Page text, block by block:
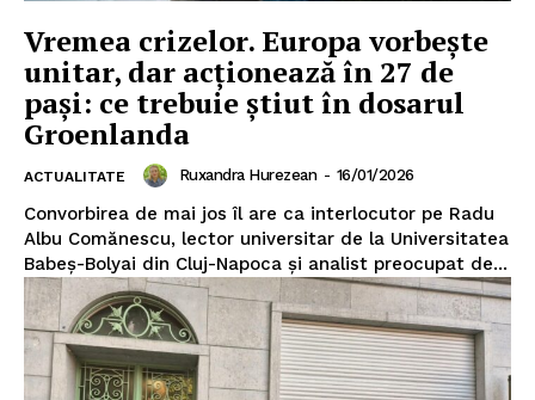
Un proiect
FREEDOM HOUSE ROMÂNIA
PRESShub
Despre noi / Echipa
Proiecte editoriale
Rețea
Vremea crizelor. Europa vorbește
unitar, dar acționează în 27 de
pași: ce trebuie știut în dosarul
Groenlanda
ACTUALITATE Ruxandra Hurezean - 16/01/2026
Convorbirea de mai jos îl are ca interlocutor pe Radu
Albu Comănescu, lector universitar de la Universitatea
Babeș-Bolyai din Cluj-Napoca și analist preocupat de...